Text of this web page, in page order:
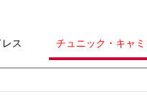
レス チュニック・キャ